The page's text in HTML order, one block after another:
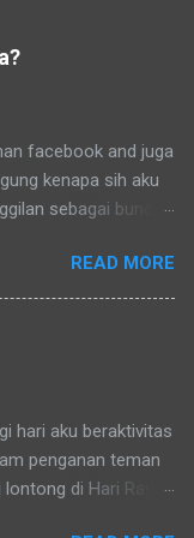
facebook and juga
kenapa sih aku
sebagai bunda.
Lho? Koq? Aku
kenal aku,
dilingkungkungan
Green Bintaro
udah kenal
dengan sebutan
READ MORE
hari aku beraktivitas
penganan teman
di Hari Raya